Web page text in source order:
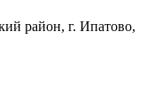
район, г. Ипатово,